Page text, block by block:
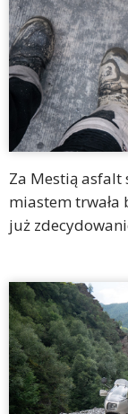
Za Mestią asfalt
miastem trwała
już